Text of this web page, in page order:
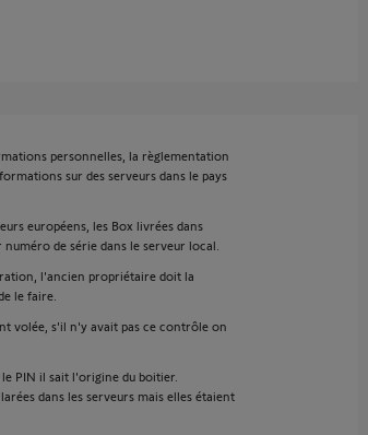
personnelles, la règlementation
sur des serveurs dans le pays
européens, les Box livrées dans
de série dans le serveur local.
l'ancien propriétaire doit la
le faire.
volée, s'il n'y avait pas ce contrôle on
PIN il sait l'origine du boitier.
dans les serveurs mais elles étaient